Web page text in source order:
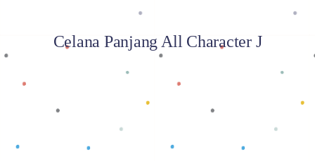
Celana Panjang All Character J